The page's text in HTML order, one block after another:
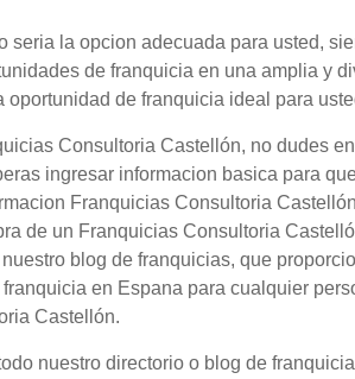
la opcion adecuada para usted,
de franquicia en una amplia y
de franquicia ideal para
Consultoria Castellón, no dudes
ingresar informacion basica para
Franquicias Consultoria
de un Franquicias Consultoria
blog de franquicias, que
en Espana para cualquier
Castellón.
nuestro directorio o blog de